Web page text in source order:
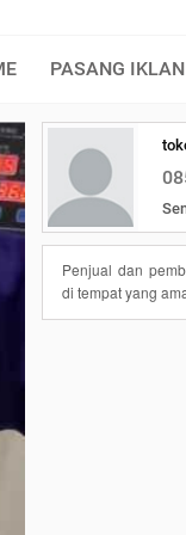
PASANG IKLAN
Penjual dan
di tempat yang